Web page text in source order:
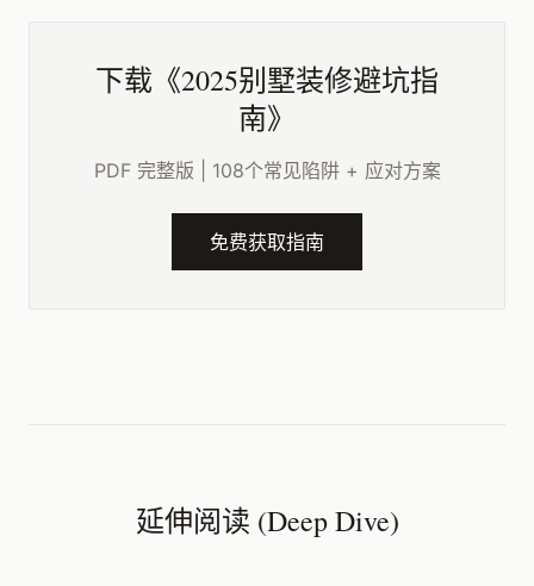
下载《2025别墅装修避坑指
南》
PDF 完整版 | 108个常见陷阱 + 应对方案
免费获取指南
延伸阅读 (Deep Dive)